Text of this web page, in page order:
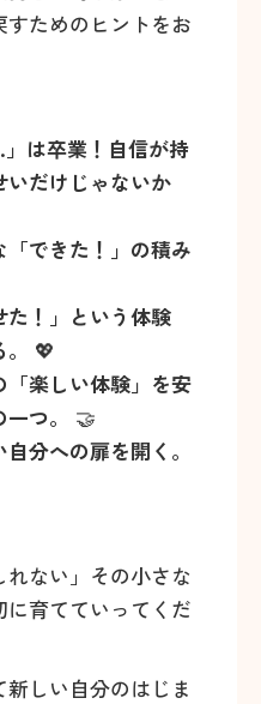
すためのヒントをお
は卒業！自信が持
いだけじゃないか
「できた！」の積み
た！」という体験
💖
「楽しい体験」を安
つ。
🤝
分への扉を開く。
れない」その小さな
育てていってくだ
しい自分のはじま